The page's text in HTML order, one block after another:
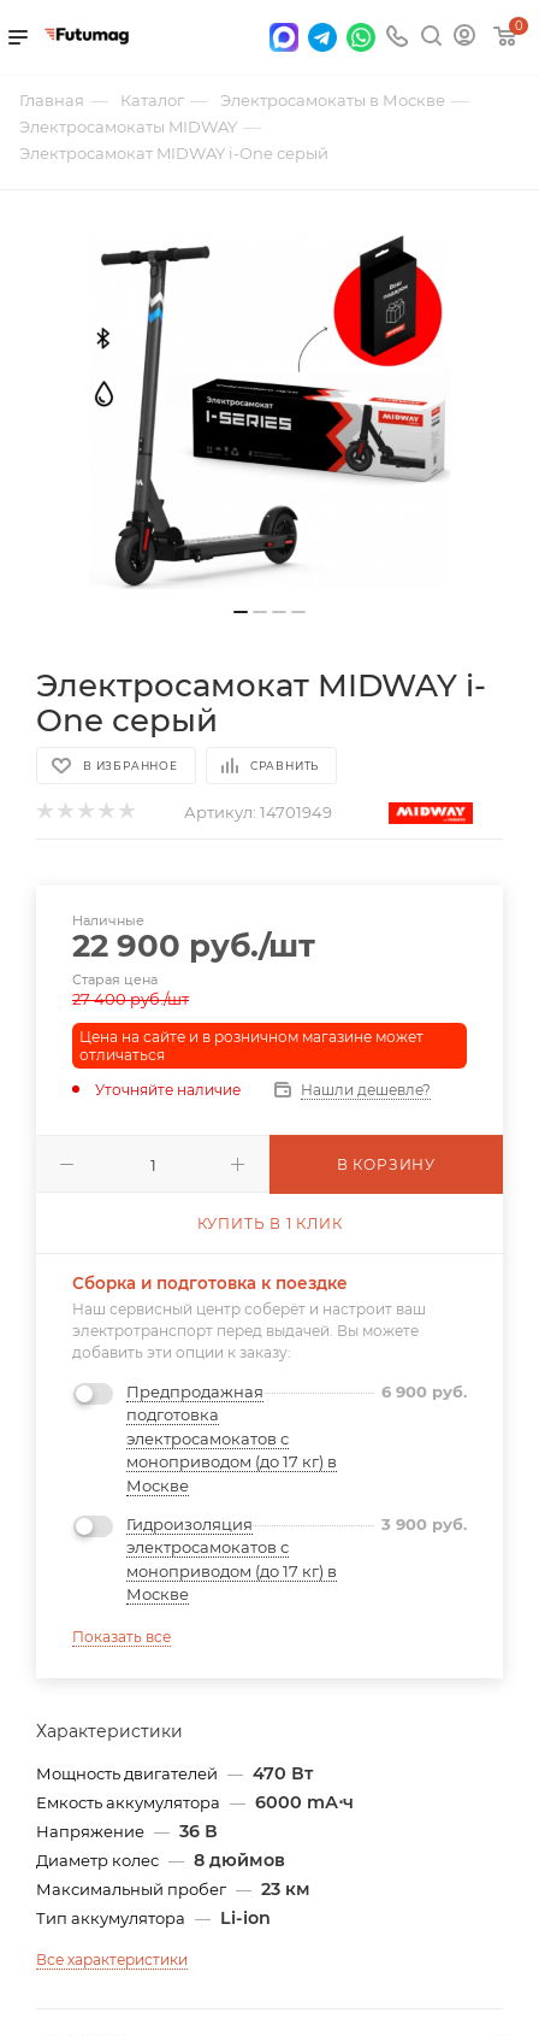
0
Главная — Каталог — Электросамокаты в Москве —
Электросамокаты MIDWAY —
Электросамокат MIDWAY i-One серый
Электросамокат MIDWAY i-
One серый
В ИЗБРАННОЕ СРАВНИТЬ
Артикул: 14701949
Характеристики
Мощность двигателей — 470 Вт
Емкость аккумулятора — 6000 mА⋅ч
Напряжение — 36 В
Диаметр колес — 8 дюймов
Максимальный пробег — 23 км
Тип аккумулятора — Li-ion
Все характеристики
Наличные
22 900 руб./шт
Старая цена
27 400руб./шт
Цена на сайте и в розничном магазине может
отличаться
Уточняйте наличие
Нашли дешевле?
В КОРЗИНУ
КУПИТЬ В 1 КЛИК
Сборка и подготовка к поездке
Наш сервисный центр соберёт и настроит ваш
электротранспорт перед выдачей. Вы можете
добавить эти опции к заказу:
Предпродажная
подготовка
электросамокатов с
моноприводом (до 17 кг) в
Москве
6 900 руб.
Гидроизоляция
электросамокатов с
моноприводом (до 17 кг) в
Москве
3 900 руб.
Показать все